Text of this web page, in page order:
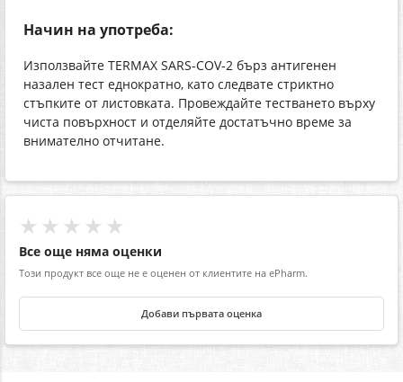
Начин на употреба:
Използвайте TERMAX SARS-COV-2 бърз антигенен
назален тест еднократно, като следвате стриктно
стъпките от листовката. Провеждайте тестването върху
чиста повърхност и отделяйте достатъчно време за
внимателно отчитане.
★★★★★
Все още няма оценки
Този продукт все още не е оценен от клиентите на ePharm.
Добави първата оценка